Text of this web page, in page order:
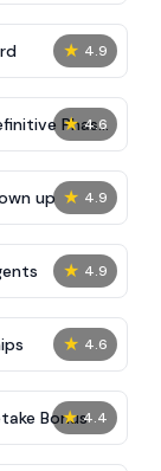
★ 4.9
★ 4.6
Phase
★ 4.9
up
★ 4.9
★ 4.6
★ 4.4
Bonus